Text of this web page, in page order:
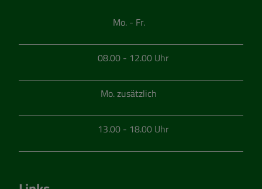
Mo. - Fr.
08.00 - 12.00 Uhr
Mo. zusätzlich
13.00 - 18.00 Uhr